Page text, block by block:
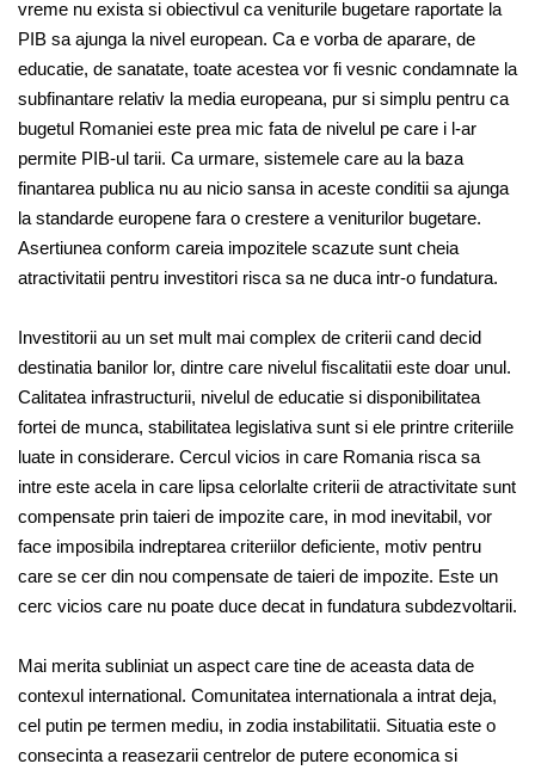
vreme nu exista si obiectivul ca veniturile bugetare raportate la
PIB sa ajunga la nivel european. Ca e vorba de aparare, de
educatie, de sanatate, toate acestea vor fi vesnic condamnate la
subfinantare relativ la media europeana, pur si simplu pentru ca
bugetul Romaniei este prea mic fata de nivelul pe care i l-ar
permite PIB-ul tarii. Ca urmare, sistemele care au la baza
finantarea publica nu au nicio sansa in aceste conditii sa ajunga
la standarde europene fara o crestere a veniturilor bugetare.
Asertiunea conform careia impozitele scazute sunt cheia
atractivitatii pentru investitori risca sa ne duca intr-o fundatura.
Investitorii au un set mult mai complex de criterii cand decid
destinatia banilor lor, dintre care nivelul fiscalitatii este doar unul.
Calitatea infrastructurii, nivelul de educatie si disponibilitatea
fortei de munca, stabilitatea legislativa sunt si ele printre criteriile
luate in considerare. Cercul vicios in care Romania risca sa
intre este acela in care lipsa celorlalte criterii de atractivitate sunt
compensate prin taieri de impozite care, in mod inevitabil, vor
face imposibila indreptarea criteriilor deficiente, motiv pentru
care se cer din nou compensate de taieri de impozite. Este un
cerc vicios care nu poate duce decat in fundatura subdezvoltarii.
Mai merita subliniat un aspect care tine de aceasta data de
contexul international. Comunitatea internationala a intrat deja,
cel putin pe termen mediu, in zodia instabilitatii. Situatia este o
consecinta a reasezarii centrelor de putere economica si